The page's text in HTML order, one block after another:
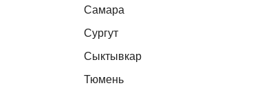
Самара
Сургут
Сыктывкар
Тюмень